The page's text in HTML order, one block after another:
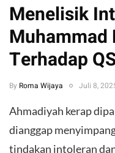
Menelisik
Muhammad
Terhadap
By Roma Wijaya Juli 8,
Ahmadiyah kerap
dianggap
tindakan intoleran